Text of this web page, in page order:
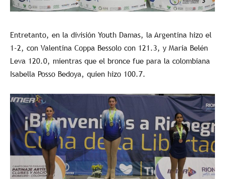
Entretanto, en la división Youth Damas, la Argentina hizo el
1-2, con Valentina Coppa Bessolo con 121.3, y María Belén
Leva 120.0, mientras que el bronce fue para la colombiana
Isabella Posso Bedoya, quien hizo 100.7.